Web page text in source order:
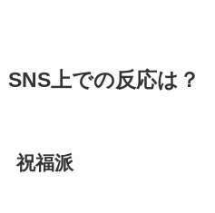
SNS上での反応は？
祝福派